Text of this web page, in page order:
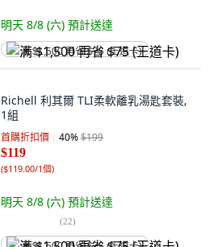
明天 8/8 (六) 預計送達
满 $1,500 再省 $75 (王道卡)
Richell 利其爾 TLI柔軟離乳湯匙套裝,
1組
首購折扣價 40%$199
$119
($119.00/1個)
明天 8/8 (六) 預計送達
(22)